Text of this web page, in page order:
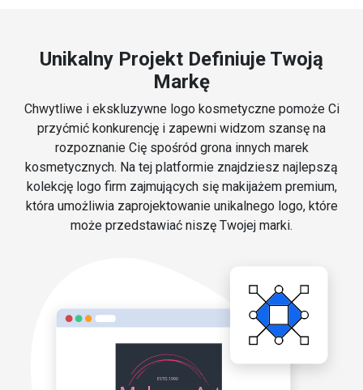
Unikalny Projekt Definiuje Twoją
Markę
Chwytliwe i ekskluzywne logo kosmetyczne pomoże Ci
przyćmić konkurencję i zapewni widzom szansę na
rozpoznanie Cię spośród grona innych marek
kosmetycznych. Na tej platformie znajdziesz najlepszą
kolekcję logo firm zajmujących się makijażem premium,
która umożliwia zaprojektowanie unikalnego logo, które
może przedstawiać niszę Twojej marki.